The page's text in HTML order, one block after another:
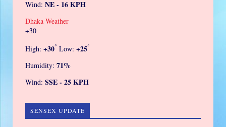
Wind: NE - 16 KPH
Dhaka Weather
+30
High: +30° Low: +25°
Humidity: 71%
Wind: SSE - 25 KPH
SENSEX UPDATE